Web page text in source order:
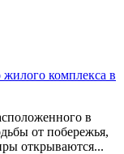
комплекса в
в
от побережья,
открываются...